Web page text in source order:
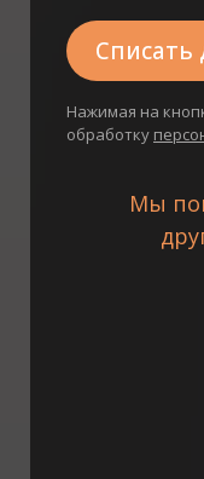
Списать
Нажимая на
обработку
Мы